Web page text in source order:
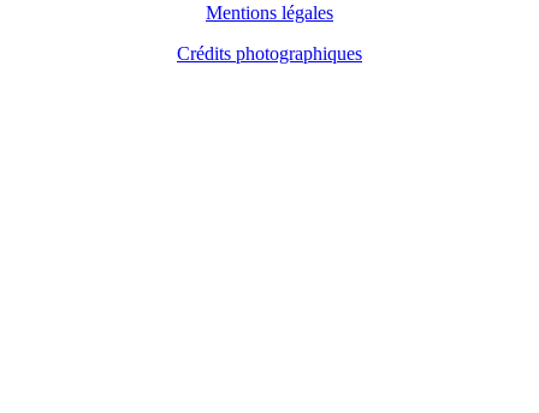
Mentions légales
Crédits photographiques